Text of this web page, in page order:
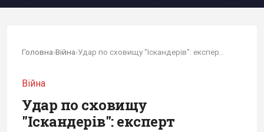
Головна›Війна›
Війна
Удар по сховищу
"Іскандерів": експерт